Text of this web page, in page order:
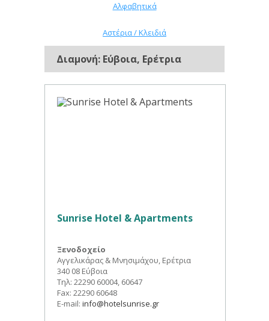
Αλφαβητικά
Αστέρια / Κλειδιά
Διαμονή: Εύβοια, Ερέτρια
Sunrise Hotel & Apartments
Ξενοδοχείο
Αγγελικάρας & Μνησιμάχου, Ερέτρια
340 08 Εύβοια
Τηλ: 22290 60004, 60647
Fax: 22290 60648
E-mail: info@hotelsunrise.gr